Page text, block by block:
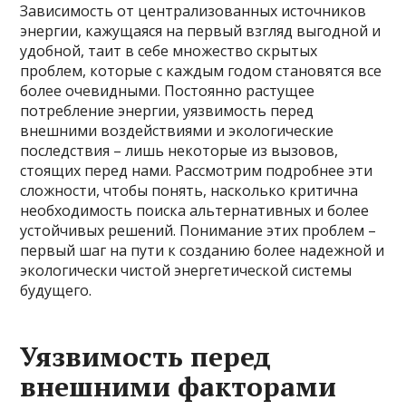
Зависимость от централизованных источников
энергии, кажущаяся на первый взгляд выгодной и
удобной, таит в себе множество скрытых
проблем, которые с каждым годом становятся все
более очевидными. Постоянно растущее
потребление энергии, уязвимость перед
внешними воздействиями и экологические
последствия – лишь некоторые из вызовов,
стоящих перед нами. Рассмотрим подробнее эти
сложности, чтобы понять, насколько критична
необходимость поиска альтернативных и более
устойчивых решений. Понимание этих проблем –
первый шаг на пути к созданию более надежной и
экологически чистой энергетической системы
будущего.
Уязвимость перед
внешними факторами